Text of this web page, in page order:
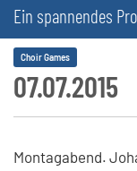
Ein spannendes
07.07.2015
Choir Games
Montagabend.